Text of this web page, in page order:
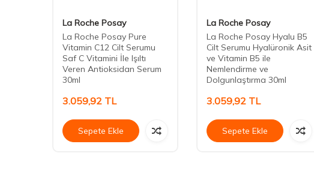
La Roche Posay
La Roche Posay Pure
Vitamin C12 Cilt Serumu
Saf C Vitamini İle Işıltı
Veren Antioksidan Serum
30ml
3.059,92 TL
Sepete Ekle
La Roche Posay
La Roche Posay Hyalu B5
Cilt Serumu Hyalüronik Asit
ve Vitamin B5 ile
Nemlendirme ve
Dolgunlaştırma 30ml
3.059,92 TL
Sepete Ekle